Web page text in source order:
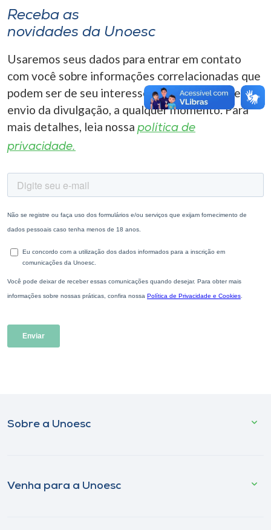
A+
Receba as
novidades da Unoesc
Usaremos seus dados para entrar em contato
com você sobre informações correlacionadas que
podem ser de seu interesse. Você pode cancelar o
envio da divulgação, a qualquer momento. Para
mais detalhes, leia nossa política de
privacidade.
Sobre a Unoesc
Venha para a Unoesc